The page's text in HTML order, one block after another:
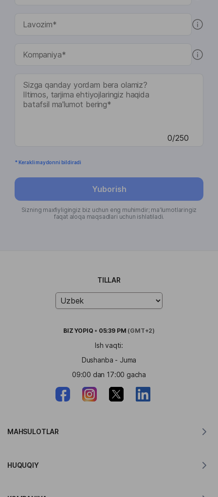
0/250
* Kerakli maydonni bildiradi
Yuborish
Sizning maxfiyligingiz biz uchun eng muhimdir; ma'lumotlaringiz
faqat aloqa maqsadlari uchun ishlatiladi.
TILLAR
BIZYOPIQ • 05:39 PM (GMT+2)
Ish vaqti:
Dushanba - Juma
09:00 dan 17:00 gacha
MAHSULOTLAR
HUQUQIY